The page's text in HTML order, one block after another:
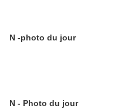
N -photo du jour
N - Photo du jour